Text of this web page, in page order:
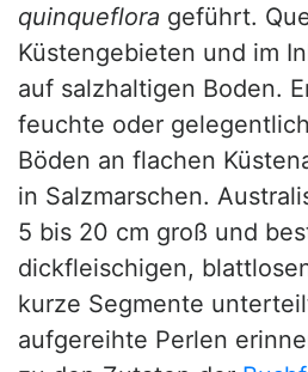
quinqueflora geführt.
Küstengebieten und im
auf salzhaltigen Boden.
feuchte oder
Böden an flachen
in Salzmarschen.
5 bis 20 cm groß und
dickfleischigen,
kurze Segmente
aufgereihte Perlen